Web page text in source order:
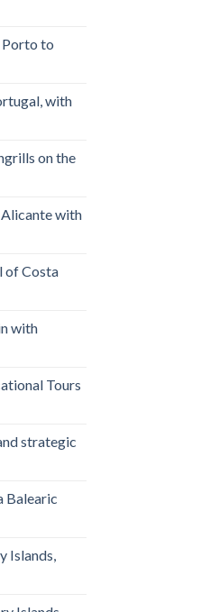
to
with
on the
with
of Costa
with
Tours
strategic
Balearic
Islands,